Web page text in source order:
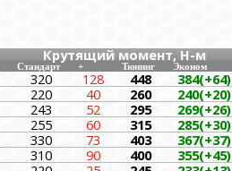
Крутящий момент, Н-м
Стандарт + Тюнинг Эконом
320 128 448 384(+64)
220 40 260 240(+20)
243 52 295 269(+26)
255 60 315 285(+30)
330 73 403 367(+37)
310 90 400 355(+45)